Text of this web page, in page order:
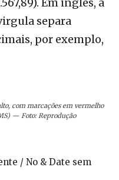
separa
por exemplo,
com marcações em vermelho
— Foto: Reprodução
/ No & Date sem